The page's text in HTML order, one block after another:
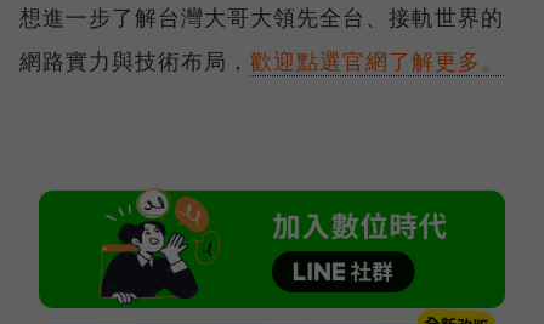
想進一步了解台灣大哥大領先全台、接軌世界的
網路實力與技術布局， 歡迎點選官網了解更多。